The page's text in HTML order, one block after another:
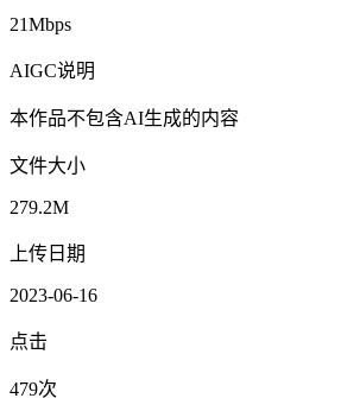
21Mbps
AIGC说明
本作品不包含AI生成的内容
文件大小
279.2M
上传日期
2023-06-16
点击
479次